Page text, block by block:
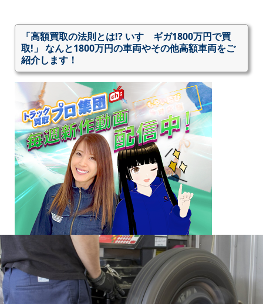
「高額買取の法則とは!? いすゞギガ1800万円で買
取!」 なんと1800万円の車両やその他高額車両をご
紹介します！